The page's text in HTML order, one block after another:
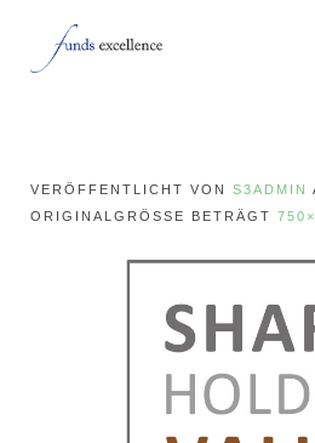
VERÖFFENTLICHT VON S3ADMIN
ORIGINALGRÖSSE BETRÄGT